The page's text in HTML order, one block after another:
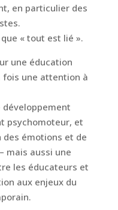
en particulier des
« tout est lié ».
une éducation
fois une attention à
développement
psychomoteur, et
émotions et de
mais aussi une
les éducateurs et
aux enjeux du